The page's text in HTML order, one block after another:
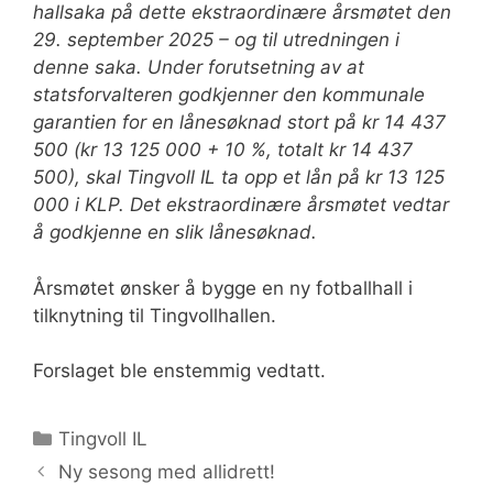
hallsaka på dette ekstraordinære årsmøtet den
29. september 2025 – og til utredningen i
denne saka. Under forutsetning av at
statsforvalteren godkjenner den kommunale
garantien for en lånesøknad stort på kr 14 437
500 (kr 13 125 000 + 10 %, totalt kr 14 437
500), skal Tingvoll IL ta opp et lån på kr 13 125
000 i KLP. Det ekstraordinære årsmøtet vedtar
å godkjenne en slik lånesøknad.
Årsmøtet ønsker å bygge en ny fotballhall i
tilknytning til Tingvollhallen.
Forslaget ble enstemmig vedtatt.
Kategorier
Tingvoll IL
Ny sesong med allidrett!